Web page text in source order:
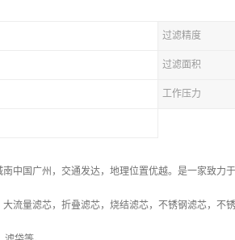
过滤精度
过滤面积
工作压力
中国广州，交通发达，地理位置优越。是一家致
流量滤芯，折叠滤芯，烧结滤芯，不锈钢滤芯，不